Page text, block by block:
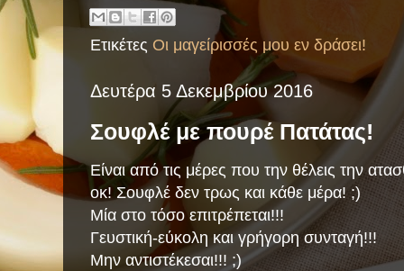
Ετικέτες Οι μαγείρισσές μου εν δράσει!
Δευτέρα 5 Δεκεμβρίου 2016
Σουφλέ με πουρέ Πατάτας!
Είναι από τις μέρες που την θέλεις την
οκ! Σουφλέ δεν τρως και κάθε μέρα! ;)
Μία στο τόσο επιτρέπεται!!!
Γευστική-εύκολη και γρήγορη συνταγή!!!
Μην αντιστέκεσαι!!! ;)